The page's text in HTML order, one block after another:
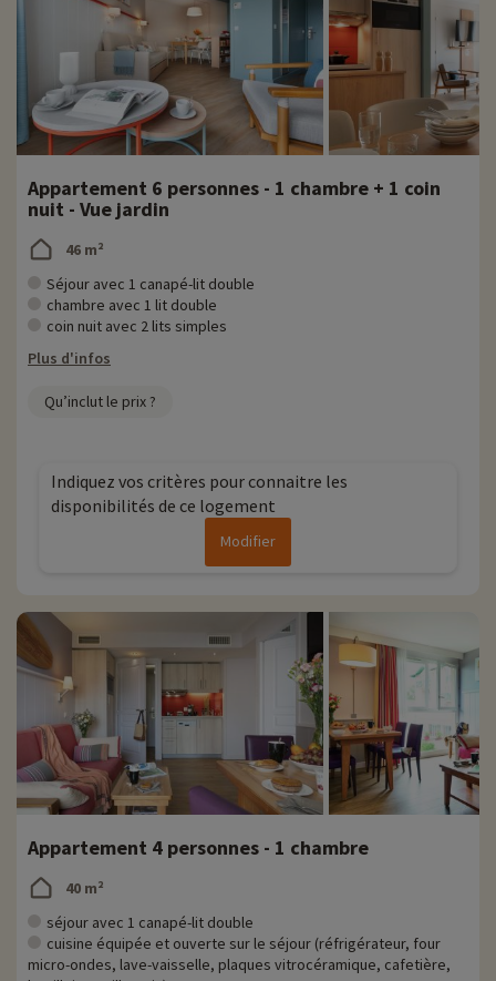
Appartement 6 personnes - 1 chambre + 1 coin
nuit - Vue jardin
46 m²
Séjour avec 1 canapé-lit double
chambre avec 1 lit double
coin nuit avec 2 lits simples
Plus d'infos
Qu’inclut le prix ?
Indiquez vos critères pour connaitre les
disponibilités de ce logement
Modifier
Appartement 4 personnes - 1 chambre
40 m²
séjour avec 1 canapé-lit double
cuisine équipée et ouverte sur le séjour (réfrigérateur, four
micro-ondes, lave-vaisselle, plaques vitrocéramique, cafetière,